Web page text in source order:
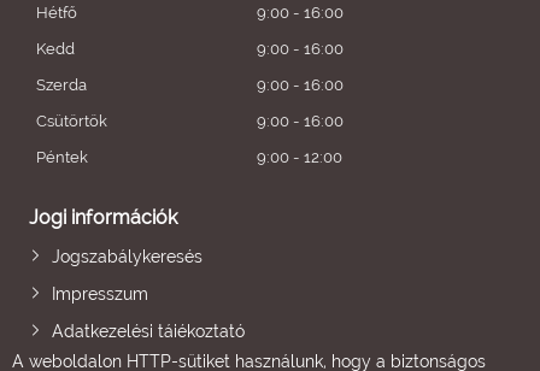
Hétfő
9:00 - 16:00
Kedd
9:00 - 16:00
Szerda
9:00 - 16:00
Csütörtök
9:00 - 16:00
Péntek
9:00 - 12:00
Jogi információk
Jogszabálykeresés
Impresszum
Adatkezelési tájékoztató
A weboldalon HTTP-sütiket használunk, hogy a biztonságos